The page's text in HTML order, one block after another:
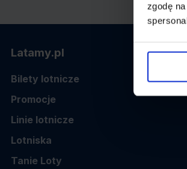
zgodę
Latamy.pl
Bilety lotnicze
Promocje
Linie lotnicze
Lotniska
Tanie Loty